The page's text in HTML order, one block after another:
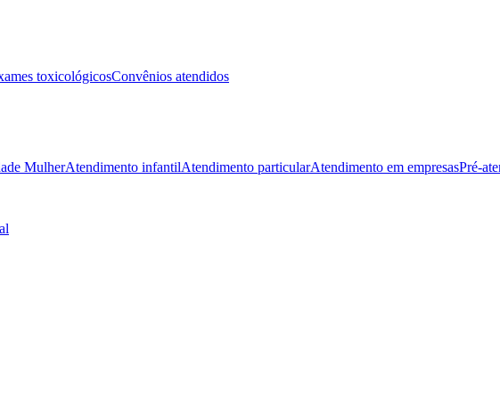
toxicológicosConvênios atendidos
MulherAtendimento infantilAtendimento particularAtendimento em empresasPré-